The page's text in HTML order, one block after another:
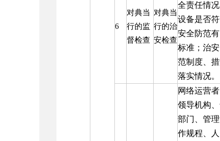
6
对典当
行的监
督检查
对典当
行的治
安检查
全责任情
设备是否
安全防范
标准；治
范制度、
落实情况。
网络运营
领导机构
部门、管
作规程、